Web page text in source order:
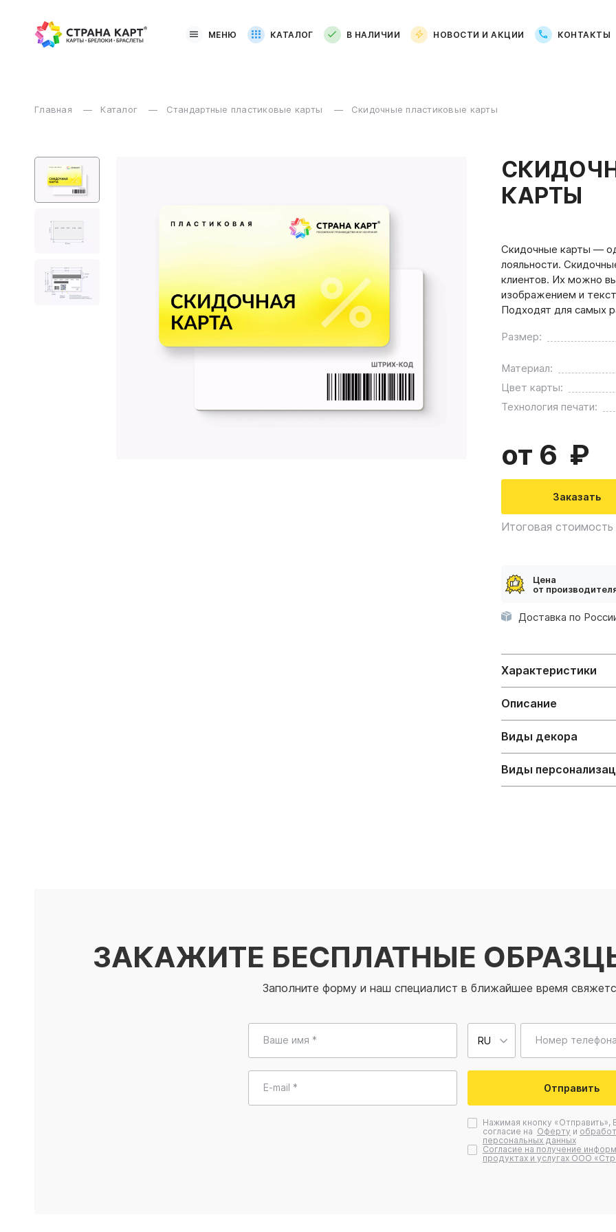
МЕНЮ КАТАЛОГ В НАЛИЧИИ НОВОСТИ И АКЦИИ КОНТАКТЫ
Главная Каталог Стандартные пластиковые карты Скидочные пластиковые карты
КАРТЫ
Скидочные карты —
лояльности.
клиентов. Их можно
изображением и
Подходят для самых
Размер:
Материал:
Цвет карты:
Технология печати:
от 6
Заказать
Итоговая
Цена
от
Доставка по
Характеристики
Описание
Виды декора
Виды
ЗАКАЖИТЕ БЕСПЛАТНЫЕ
Заполните форму и наш специалист в ближайшее время
Ваше имя * Номер
E-mail * Отправить
Нажимая кнопку «Отправить»,
согласие на Оферту и
персональных данных
Согласие на получение
продуктах и услугах ООО